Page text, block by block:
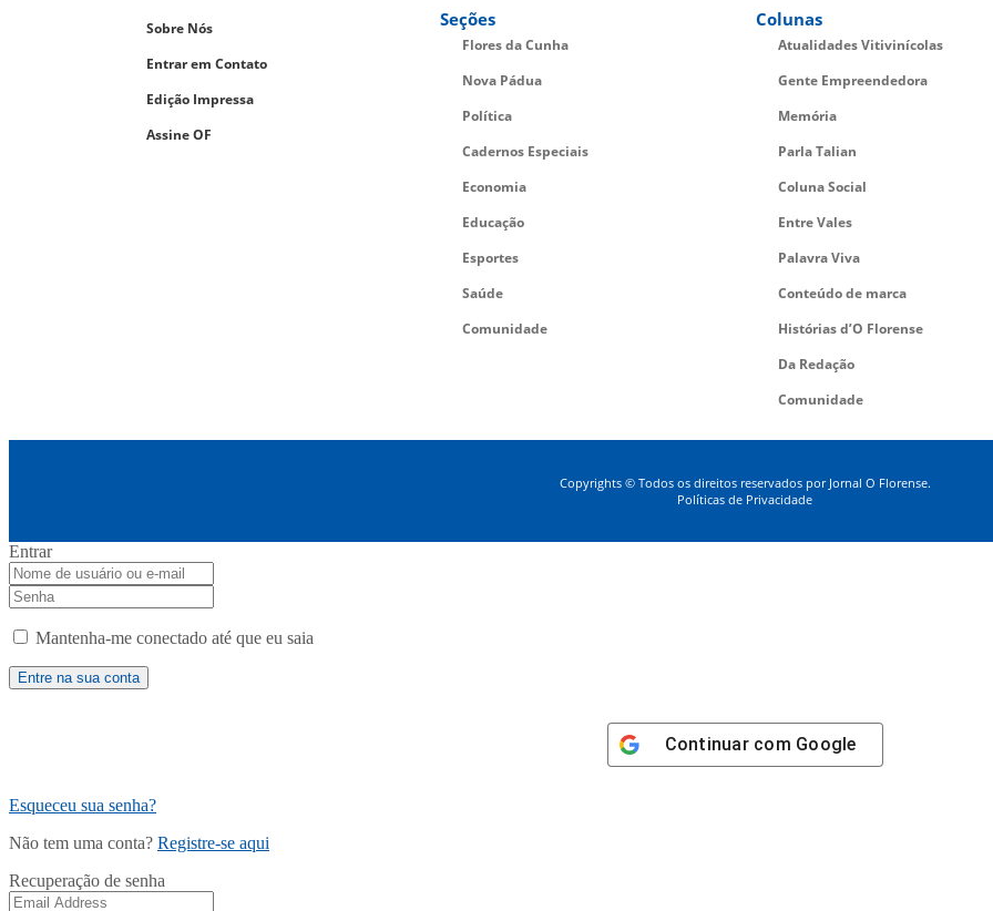
Sobre Nós
Entrar em Contato
Edição Impressa
Assine OF
Seções
Flores da Cunha
Nova Pádua
Política
Cadernos Especiais
Economia
Educação
Esportes
Saúde
Comunidade
Colunas
Atualidades Vitivinícolas
Gente Empreendedora
Memória
Parla Talian
Coluna Social
Entre Vales
Palavra Viva
Conteúdo de marca
Histórias d’O Florense
Da Redação
Comunidade
Copyrights © Todos os direitos reservados por Jornal O Florense.
Políticas de Privacidade
Entrar
Mantenha-me conectado até que eu saia
Continuar com Google
Esqueceu sua senha?
Não tem uma conta? Registre-se aqui
Recuperação de senha